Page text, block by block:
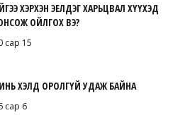
ХЭРХЭН ЭЕЛДЭГ ХАРЬЦВАЛ ХҮҮХЭД
ОЙЛГОХ ВЭ?
сар 15
ХЭЛД ОРОЛГҮЙ УДАЖ БАЙНА
сар 6